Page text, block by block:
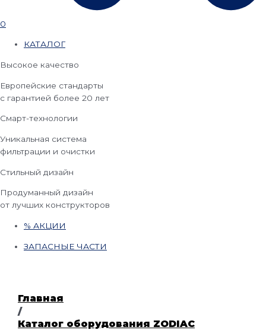
0
КАТАЛОГ
Высокое качество
Европейские стандарты
с гарантией более 20 лет
Смарт-технологии
Уникальная система
фильтрации и очистки
Стильный дизайн
Продуманный дизайн
от лучших конструкторов
% АКЦИИ
ЗАПАСНЫЕ ЧАСТИ
Главная
/
Каталог оборудования ZODIAC